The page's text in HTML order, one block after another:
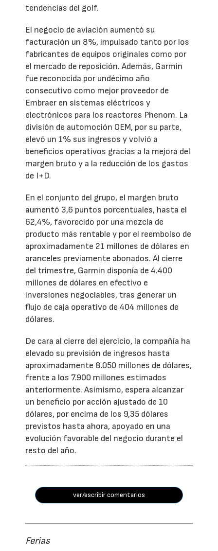
tendencias del golf.
El negocio de aviación aumentó su
facturación un 8%, impulsado tanto por los
fabricantes de equipos originales como por
el mercado de reposición. Además, Garmin
fue reconocida por undécimo año
consecutivo como mejor proveedor de
Embraer en sistemas eléctricos y
electrónicos para los reactores Phenom. La
división de automoción OEM, por su parte,
elevó un 1% sus ingresos y volvió a
beneficios operativos gracias a la mejora del
margen bruto y a la reducción de los gastos
de I+D.
En el conjunto del grupo, el margen bruto
aumentó 3,6 puntos porcentuales, hasta el
62,4%, favorecido por una mezcla de
producto más rentable y por el reembolso de
aproximadamente 21 millones de dólares en
aranceles previamente abonados. Al cierre
del trimestre, Garmin disponía de 4.400
millones de dólares en efectivo e
inversiones negociables, tras generar un
flujo de caja operativo de 404 millones de
dólares.
De cara al cierre del ejercicio, la compañía ha
elevado su previsión de ingresos hasta
aproximadamente 8.050 millones de dólares,
frente a los 7.900 millones estimados
anteriormente. Asimismo, espera alcanzar
un beneficio por acción ajustado de 10
dólares, por encima de los 9,35 dólares
previstos hasta ahora, apoyado en una
evolución favorable del negocio durante el
resto del año.
ver/escribir comentarios
Ferias